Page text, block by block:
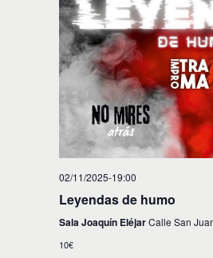
02/11/2025-19:00
Leyendas de humo
Sala Joaquín EléjarCalle San
10€